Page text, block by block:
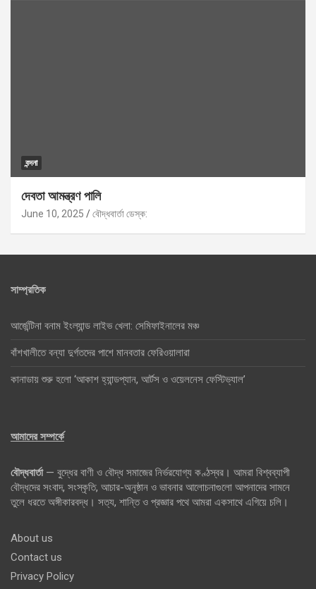
বন্দনা
দেবতা আমন্ত্রণ পালি
June 10, 2025 বৌদ্ধবার্তা ডেস্ক:
সাম্প্রতিক
আর্জেন্টিনা বনাম ইংল্যান্ড লাইভ খেলা: সেমিফাইনালের মঞ্চ
বাঁশখালীতে বন্যা দুর্গতদের পাশে মানবতার ফেরিওয়ালারা
কানাডায় শুরু হলো ‘আকাশ হ্যান্ডপ্যান, আর্টস ও ওয়েলনেস ফেস্টিভ্যাল’
আমাদের সম্পর্কে
বৌদ্ধবার্তা— বুদ্ধের বাণী ও বৌদ্ধ সমাজের নির্ভরযোগ্য কণ্ঠস্বর। আমরা বিশ্বব্যাপী
বৌদ্ধদের সংবাদ, সংস্কৃতি, আচার-অনুষ্ঠান ও ভাবনার আলোচনাগুলো আপনাদের সামনে
তুলে ধরতে অঙ্গীকারবদ্ধ। সত্য, শান্তি ও প্রজ্ঞার পথে আমরা একসাথে এগিয়ে চলি।
About us
Contact us
Privacy Policy